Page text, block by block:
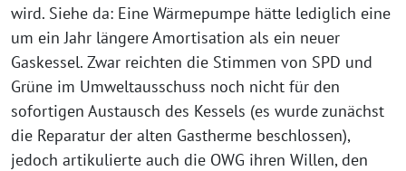
wird. Siehe da: Eine Wärmepumpe hätte lediglich eine
um ein Jahr längere Amortisation als ein neuer
Gaskessel. Zwar reichten die Stimmen von SPD und
Grüne im Umweltausschuss noch nicht für den
sofortigen Austausch des Kessels (es wurde zunächst
die Reparatur der alten Gastherme beschlossen),
jedoch artikulierte auch die OWG ihren Willen, den